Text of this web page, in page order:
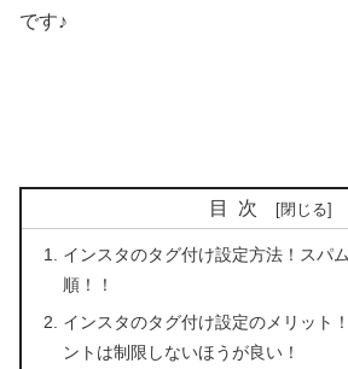
です♪
目次
インスタのタグ付け設定方法！スパ
順！！
インスタのタグ付け設定のメリット
ントは制限しないほうが良い！